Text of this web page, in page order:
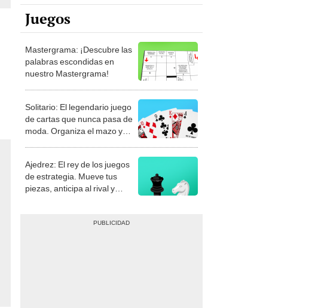
Juegos
Mastergrama: ¡Descubre las
palabras escondidas en
nuestro Mastergrama!
Solitario: El legendario juego
de cartas que nunca pasa de
moda. Organiza el mazo y
Ajedrez: El rey de los juegos
de estrategia. Mueve tus
piezas, anticipa al rival y